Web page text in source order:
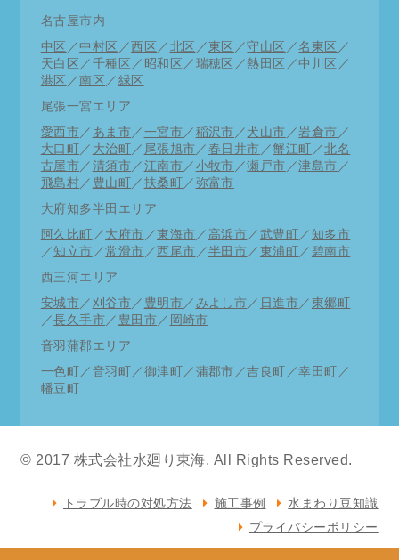
がお受けできない場合もございます。
詳しくはお電話にてご相談ください。
直近修理状況
11月11日 東区トイレ修理 一宮市洗面水漏れ
11月10日 中区洗面蛇口交換 千種区トイレつま
り
き
11月8日 春日井市トイレつまり 知多市台所蛇口
交換
11月7日 南区トイレ修理 中川区水道工事
11月5日 清須市排水工事 北区洗面パイプ修理
11月4日 中村区流し台詰まり抜き 西区お風呂詰
11月3日 名東区洗面化粧台交換 天白区キッチン
名古屋市内
中区 ／中村区 ／西区 ／ 北区 ／東区 ／守山区 ／ 名東区 ／
天白区 ／ 千種区 ／ 昭和区 ／ 瑞穂区 ／ 熱田区 ／中川区 ／
港区 ／南区 ／ 緑区
尾張一宮エリア
愛西市 ／ あま市 ／ 一宮市 ／ 稲沢市 ／ 犬山市 ／ 岩倉市 ／
大口町 ／ 大治町 ／ 尾張旭市 ／ 春日井市 ／蟹江町 ／北名
古屋市 ／ 清須市 ／ 江南市 ／ 小牧市 ／瀬戸市 ／津島市 ／
飛島村 ／ 豊山町 ／ 扶桑町 ／ 弥富市
大府知多半田エリア
阿久比町 ／ 大府市 ／東海市 ／ 高浜市 ／ 武豊町 ／ 知多市
／知立市 ／常滑市 ／西尾市 ／半田市 ／ 東浦町 ／ 碧南市
西三河エリア
安城市 ／ 刈谷市 ／ 豊明市 ／ みよし市 ／ 日進市 ／ 東郷町
／長久手市 ／ 豊田市 ／ 岡崎市
音羽蒲郡エリア
一色町 ／ 音羽町 ／ 御津町 ／ 蒲郡市 ／吉良町 ／幸田町 ／
幡豆町
© 2017 株式会社水廻り東海. All Rights Reserved.
トラブル時の対処方法 施工事例
水まわり豆知識
プライバシーポリシー